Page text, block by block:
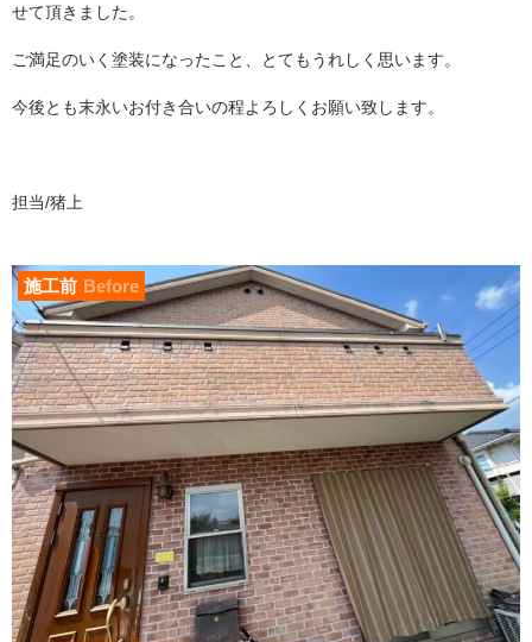
せて頂きました。
ご満足のいく塗装になったこと、とてもうれしく思います。
今後とも末永いお付き合いの程よろしくお願い致します。
担当/猪上
施工前 Before